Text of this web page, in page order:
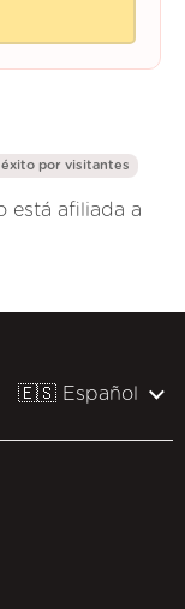
éxito por visitantes
está afiliada a
🇪🇸 Español